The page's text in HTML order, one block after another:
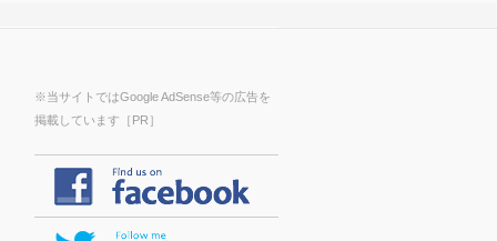
※当サイトではGoogle AdSense等の広告を
掲載しています［PR］